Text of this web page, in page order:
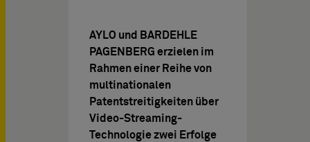
AYLO und BARDEHLE
PAGENBERG erzielen im
Rahmen einer Reihe von
multinationalen
Patentstreitigkeiten über
Video-Streaming-
Technologie zwei Erfolge